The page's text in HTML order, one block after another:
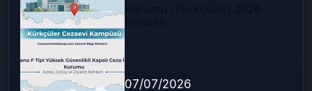
07/07/2026